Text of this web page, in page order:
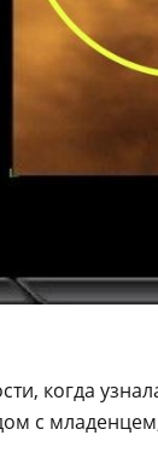
когда
с